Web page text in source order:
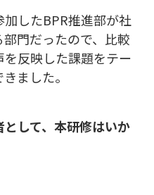
したBPR推進部が社
門だったので、比較
反映した課題をテー
ました。
して、本研修はいか